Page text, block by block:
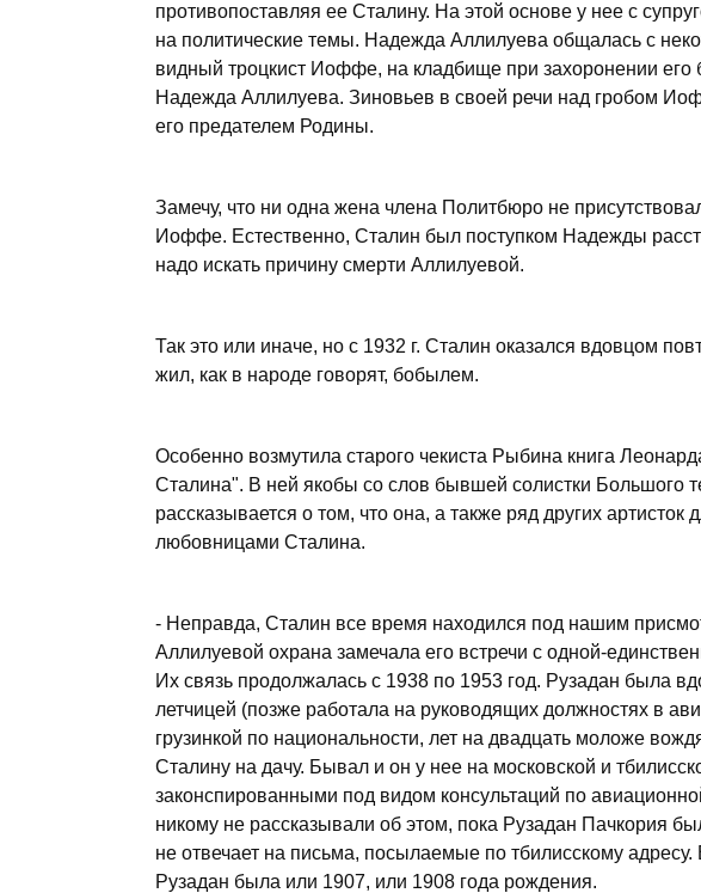
противопоставляя ее Сталину. На этой основе у нее с
на политические темы. Надежда Аллилуева общалась с
видный троцкист Иоффе, на кладбище при захоронении
Надежда Аллилуева. Зиновьев в своей речи над гробом
его предателем Родины.
Замечу, что ни одна жена члена Политбюро не
Иоффе. Естественно, Сталин был поступком Надежды
надо искать причину смерти Аллилуевой.
Так это или иначе, но с 1932 г. Сталин оказался вдовцом
жил, как в народе говорят, бобылем.
Особенно возмутила старого чекиста Рыбина книга
Сталина". В ней якобы со слов бывшей солистки
рассказывается о том, что она, а также ряд других
любовницами Сталина.
- Неправда, Сталин все время находился под нашим
Аллилуевой охрана замечала его встречи с одной-
Их связь продолжалась с 1938 по 1953 год. Рузадан была
летчицей (позже работала на руководящих должностях в
грузинкой по национальности, лет на двадцать моложе
Сталину на дачу. Бывал и он у нее на московской и
законспированными под видом консультаций по
никому не рассказывали об этом, пока Рузадан Пачкория
не отвечает на письма, посылаемые по тбилисскому
Рузадан была или 1907, или 1908 года рождения.